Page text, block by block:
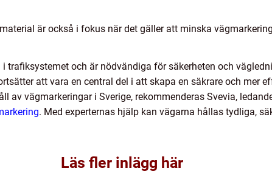
är också i fokus när det gäller att minska
trafiksystemet och är nödvändiga för säkerheten och
att vara en central del i att skapa en säkrare och mer
av vägmarkeringar i Sverige, rekommenderas Svevia,
. Med experternas hjälp kan vägarna hållas tydliga,
Läs fler inlägg här